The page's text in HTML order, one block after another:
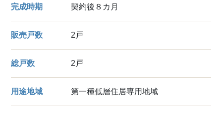
完成時期 契約後８カ月
販売戸数 2戸
総戸数 2戸
用途地域 第一種低層住居専用地域